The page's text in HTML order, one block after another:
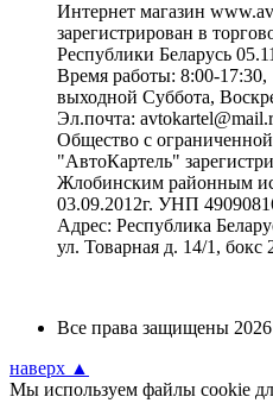
Интернет магазин
зарегистрирован в
Республики Беларусь
Время работы: 8:00-17:30,
выходной Суббота,
Эл.почта:
Общество с
"АвтоКартель"
Жлобинским районным
03.09.2012г. УНП
Адрес: Республика
ул. Товарная д. 14/1, бокс
Все права защищены
наверх ▲
Мы используем файлы cookie